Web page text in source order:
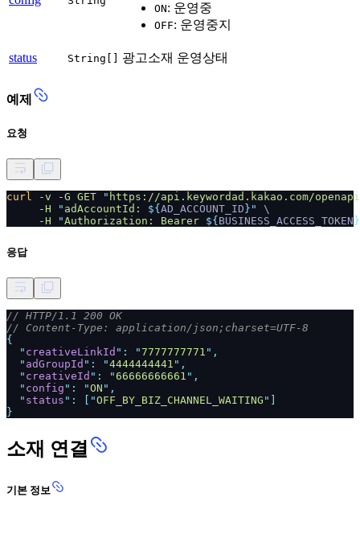
ON: 운영중
OFF: 운영중지
status String[] 광고소재 운영상태
예제
요청
curl -v -G GET " https://api.keywordad.kakao.com/
-H
" adAccountId: ${ AD_ACCOUNT_ID }"
\
-H
"Authorization: Bearer ${ BUSINESS_ACCESS_TOKEN
응답
// HTTP/1.1 200 OK
// Content-Type: application/json;charset=UTF-8
{
" creativeLinkId ": "7777777771 ",
" adGroupId ": "4444444441 ",
" creativeId ": "66666666661 ",
" config ": "ON ",
" status ": ["OFF_BY_BIZ_CHANNEL_WAITING "]
}
소재 연결
기본 정보